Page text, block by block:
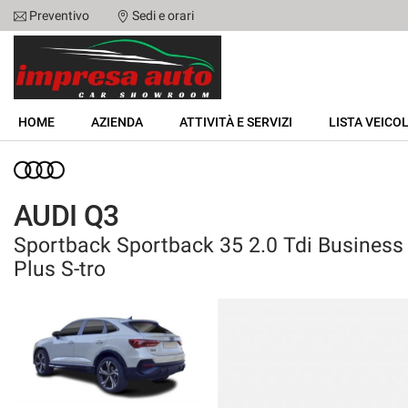
HOME
AZIENDA
LISTA VEICOLI
ACQUISTIAMO USATO
ASSISTENZA
Preventivo Sedi e orari
HOME AZIENDA ATTIVITÀ E SERVIZI LISTA
AUDI Q3
Sportback Sportback 35 2.0 Tdi Business
Plus S-tro
Le
preferenze
di
consenso
Il
seguente
pannello
consente
esprimere
le
consenso
alle
tecnologie